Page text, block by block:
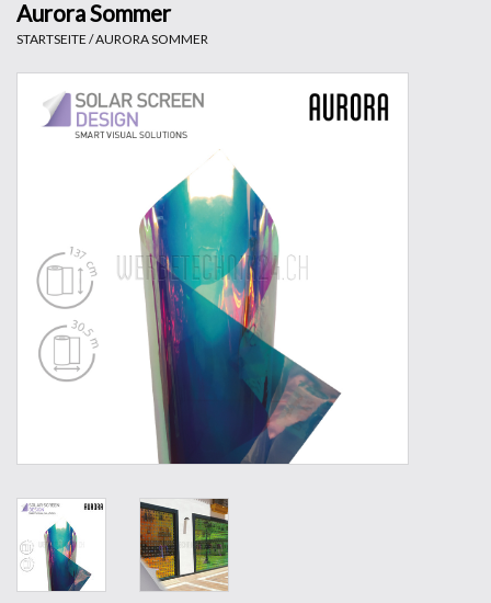
Fertigung & Montage
Aurora Sommer
STARTSEITE /AURORA SOMMER